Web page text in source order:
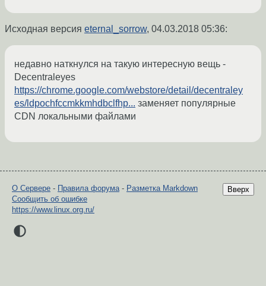
Исходная версия eternal_sorrow, 04.03.2018 05:36:
недавно наткнулся на такую интересную вещь -
Decentraleyes
https://chrome.google.com/webstore/detail/decentraley
es/ldpochfccmkkmhdbclfhp... заменяет популярные
CDN локальными файлами
Вверх
О Сервере - Правила форума- Разметка Markdown
Сообщить об ошибке
https://www.linux.org.ru/